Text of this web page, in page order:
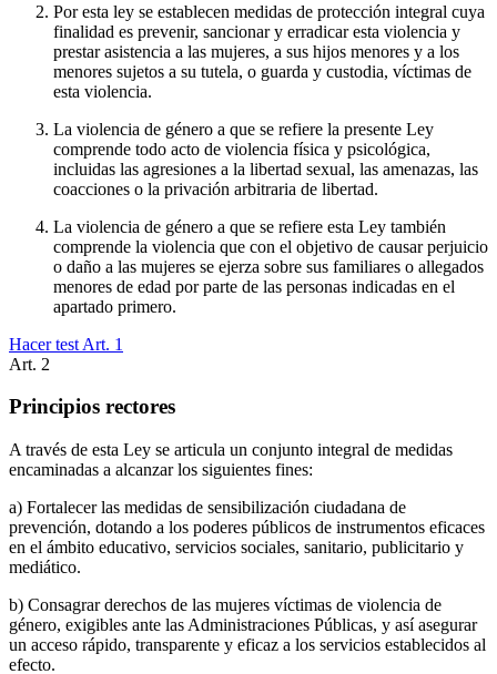
Por esta ley se establecen medidas de protección integral cuya
finalidad es prevenir, sancionar y erradicar esta violencia y
prestar asistencia a las mujeres, a sus hijos menores y a los
menores sujetos a su tutela, o guarda y custodia, víctimas de
esta violencia.
La violencia de género a que se refiere la presente Ley
comprende todo acto de violencia física y psicológica,
incluidas las agresiones a la libertad sexual, las amenazas, las
coacciones o la privación arbitraria de libertad.
La violencia de género a que se refiere esta Ley también
comprende la violencia que con el objetivo de causar perjuicio
o daño a las mujeres se ejerza sobre sus familiares o allegados
menores de edad por parte de las personas indicadas en el
apartado primero.
Hacer test Art. 1
Art. 2
Principios rectores
A través de esta Ley se articula un conjunto integral de medidas
encaminadas a alcanzar los siguientes fines:
a) Fortalecer las medidas de sensibilización ciudadana de
prevención, dotando a los poderes públicos de instrumentos eficaces
en el ámbito educativo, servicios sociales, sanitario, publicitario y
mediático.
b) Consagrar derechos de las mujeres víctimas de violencia de
género, exigibles ante las Administraciones Públicas, y así asegurar
un acceso rápido, transparente y eficaz a los servicios establecidos al
efecto.